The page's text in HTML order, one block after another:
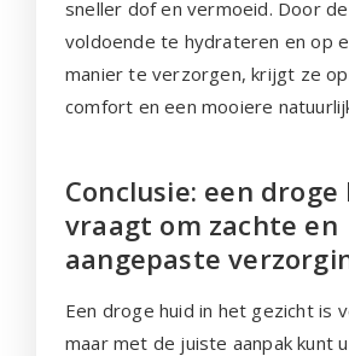
sneller dof en vermoeid. Door
voldoende te hydrateren en op
manier te verzorgen, krijgt ze
comfort en een mooiere
Conclusie: een droge
vraagt om zachte en
aangepaste
Een droge huid in het gezicht is
maar met de juiste aanpak kunt